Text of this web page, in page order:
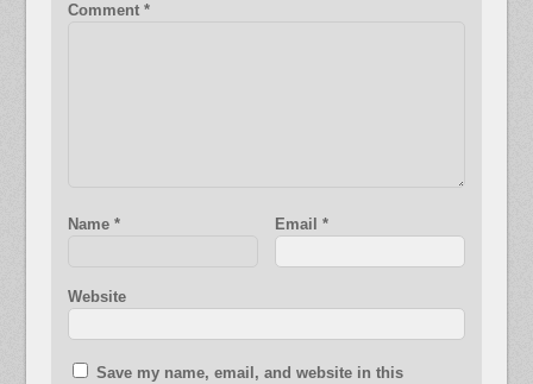
Comment*
Name* Email *
Website
Save my name, email, and website in this